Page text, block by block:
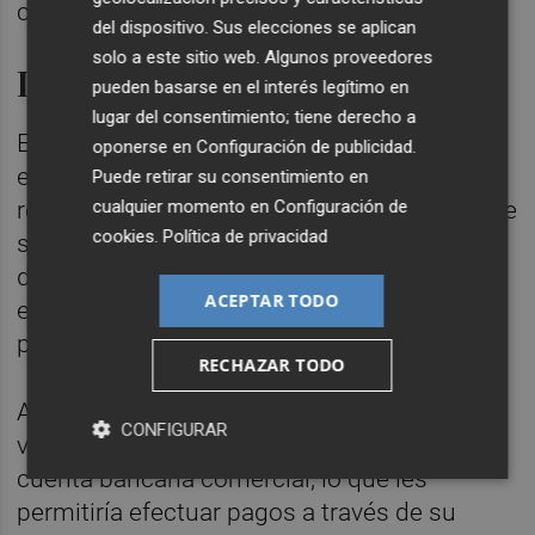
comunicaciones electrónicas.
Límites de tenencia
El BCE establecerá límites de tenencias de
euros digitales y su posesión no estará
remunerada con el objetivo de garantizar que
se pueda utilizar ampliamente como medio
de pago al tiempo que se preserva la
estabilidad financiera y la transmisión de la
política monetaria.
Además, los usuarios tendrían la opción de
vincular su monedero digital en euros a una
cuenta bancaria comercial, lo que les
permitiría efectuar pagos a través de su
del dispositivo. Sus elecciones se aplican
solo a este sitio web. Algunos proveedores
pueden basarse en el interés legítimo en
lugar del consentimiento; tiene derecho a
oponerse enConfiguración de publicidad.
Puede retirar su consentimiento en
cualquier momento enConfiguración de
cookies.Política de privacidad
ACEPTAR TODO
RECHAZAR TODO
CONFIGURAR